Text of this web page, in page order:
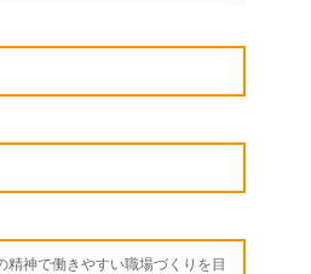
精神で働きやすい職場づくりを目